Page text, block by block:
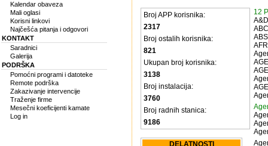
Kalendar obaveza
Mali oglasi
Korisni linkovi
Najčešća pitanja i odgovori
KONTAKT
Saradnici
Galerija
PODRŠKA
Pomoćni programi i datoteke
Remote podrška
Zakazivanje intervencije
Traženje firme
Mesečni koeficijenti kamate
Log in
Broj APP korisnika:
2317
Broj ostalih korisnika:
821
Ukupan broj korisnika:
3138
Broj instalacija:
3760
Broj radnih stanica:
9186
DELATNOSTI
12